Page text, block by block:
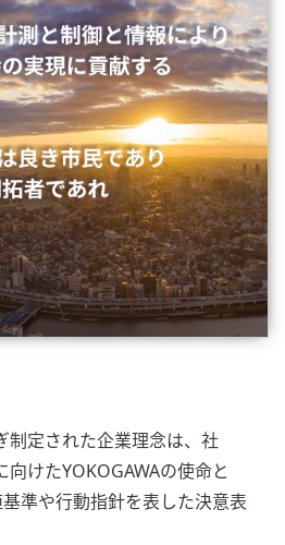
制定された企業理念は、社
けたYOKOGAWAの使命と
準や行動指針を表した決意表